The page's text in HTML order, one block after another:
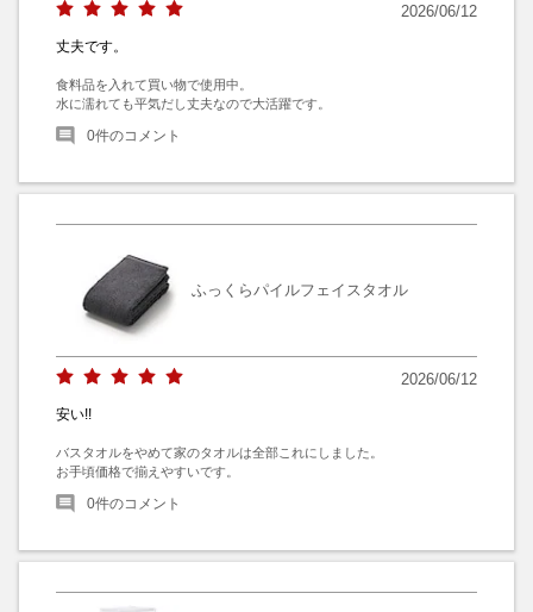
2026/06/12
丈夫です。
食料品を入れて買い物で使用中。
水に濡れても平気だし丈夫なので大活躍です。
0件のコメント
ふっくらパイルフェイスタオル
2026/06/12
安い!!
バスタオルをやめて家のタオルは全部これにしました。
お手頃価格で揃えやすいです。
0件のコメント